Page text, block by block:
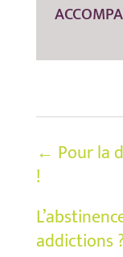
← Pour la
!
addictions